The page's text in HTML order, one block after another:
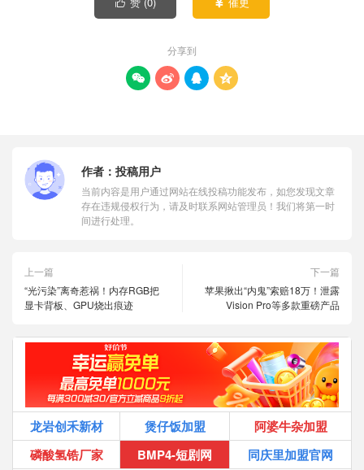
 
分享到
   
作者： 投稿用户
当前内容是用户通过网站在线投稿功能发布，如您发现文章
存在违规侵权行为，请及时联系网站管理员！我们将第一时
间进行处理。
上一篇
“光污染”离奇惹祸！内存RGB把
显卡背板、GPU烧出痕迹
下一篇
苹果揪出“内鬼”索赔18万！泄露
Vision Pro等多款重磅产品
龙岩创禾新材 煲仔饭加盟
阿婆牛杂加盟
磷酸氢锆厂家
BMP4-短剧网 同庆里加盟官网